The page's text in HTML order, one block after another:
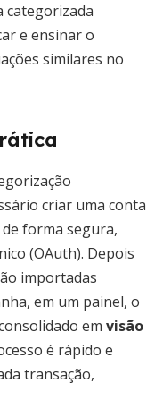
categorizada
e ensinar o
similares no
criar uma conta
forma segura,
(OAuth). Depois
importadas
em um painel, o
em visão
é rápido e
transação,